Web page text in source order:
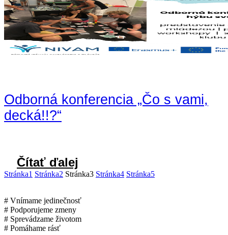
Odborná konferencia „Čo s vami,
decká!!?“
Čítať ďalej
Stránka1 Stránka2 Stránka3 Stránka4 Stránka5
# Vnímame jedinečnosť
# Podporujeme zmeny
# Sprevádzame životom
# Pomáhame rásť